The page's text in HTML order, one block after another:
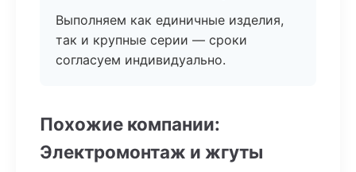
Выполняем как единичные изделия,
так и крупные серии — сроки
согласуем индивидуально.
Похожие компании:
Электромонтаж и жгуты